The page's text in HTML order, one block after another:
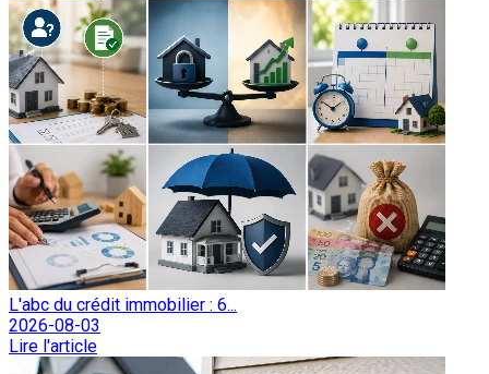
L'abc du crédit immobilier : 6...
2026-08-03
Lire l'article